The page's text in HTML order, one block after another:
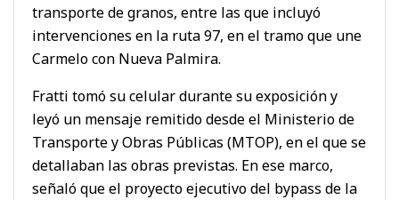
transporte de granos, entre las que incluyó
intervenciones en la ruta 97, en el tramo que une
Carmelo con Nueva Palmira.
Fratti tomó su celular durante su exposición y
leyó un mensaje remitido desde el Ministerio de
Transporte y Obras Públicas (MTOP), en el que se
detallaban las obras previstas. En ese marco,
señaló que el proyecto ejecutivo del bypass de la